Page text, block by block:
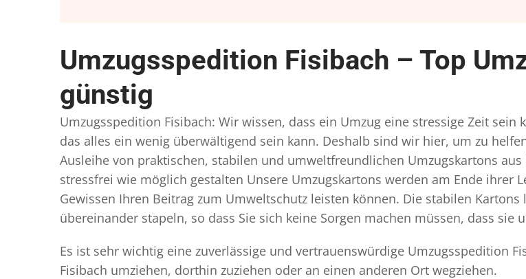
Umzugsspedition Fisibach – Top
günstig
Umzugsspedition Fisibach: Wir wissen, dass ein Umzug eine stressige Zeit
das alles ein wenig überwältigend sein kann. Deshalb sind wir hier, um zu
Ausleihe von praktischen, stabilen und umweltfreundlichen Umzugskartons
stressfrei wie möglich gestalten Unsere Umzugskartons werden am Ende ihrer
Gewissen Ihren Beitrag zum Umweltschutz leisten können. Die stabilen
übereinander stapeln, so dass Sie sich keine Sorgen machen müssen, dass
Es ist sehr wichtig eine zuverlässige und vertrauenswürdige Umzugsspedition
Fisibach umziehen, dorthin zuziehen oder an einen anderen Ort wegziehen.